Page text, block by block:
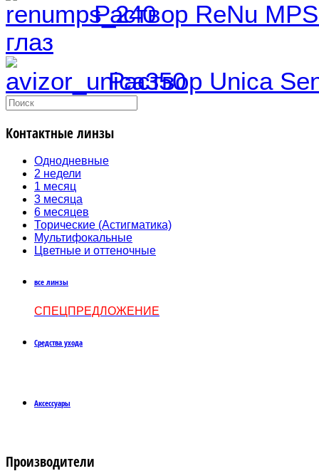
Раствор ReNu
глаз
Раствор Unica
Контактные линзы
Однодневные
2 недели
1 месяц
3 месяца
6 месяцев
Торические (Астигматика)
Мультифокальные
Цветные и оттеночные
все линзы
СПЕЦПРЕДЛОЖЕНИЕ
Средства ухода
Аксессуары
Производители